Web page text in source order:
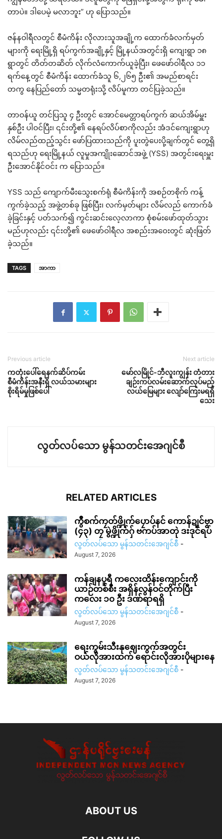
တာပဲ။ ဒါပေမဲ့ မလာဘူး” ဟု ပြောသည်။
ဇန်နဝါရီလတွင် စီမံကိန်း လိုလားသူအချို့က ထောက်ခံလက်မှတ်
များကို ရေးမြို့ရှိ ရပ်ကွက်အချို့နှင့် မြို့နယ်အတွင်းရှိ ကျေးရွာ ၁၈
ရွာတွင် တိတ်တဆိတ် လိုက်လံကောက်ယူခဲ့ပြီး၊ ဖေဖော်ဝါရီလ ၁၁
ရက်နေ့တွင် စီမံကိန်း ထောက်ခံသူ ၆,၂၆၅ ဦး၏ အမည်စာရင်း
တကွ နေပြည်တော် သမ္မတရုံးသို့ လိပ်မူကာ တင်ပြခဲ့သည်။
တာဝန်ယူ တင်ပြသူ ၄ ဦးတွင် အောင်မေတ္တာရပ်ကွက် ဆယ်အိမ်မှူး
နှစ်ဦး ပါဝင်ပြီး၊ ၎င်းတို့၏ နေရပ်လိပ်စာကိုလည်း အံဒင်ကျေးရွာဟု
လိမ်လည်ထည့်သွင်း ဖော်ပြထားသည်ကို ပူးတွဲပေးပို့ချက်တွင် တွေ့ရှိ
ရသည်ဟု ရေးမြို့နယ် လူမှုအကျိုးဆောင်အဖွဲ့ (YSS) အတွင်းရေးမှူး
ဦးအောင်နိုင်ဝင်း က ပြောသည်။
YSS သည် ကျောက်မီးသွေးစက်ရုံ စီမံကိန်းကို အစဉ်တစိုက် ကန့်
ကွက်ခဲ့သည့် အဖွဲ့တစ်ခု ဖြစ်ပြီး၊ လက်မှတ်များ လိမ်လည် ကောက်ခံ
ခဲ့ခြင်းနှင့် ပတ်သက်၍ ကွင်းဆင်းလေ့လာကာ စုံစမ်းဖော်ထုတ်သွား
မည်ဟုလည်း ၎င်းတို့၏ ဖေဖော်ဝါရီလ အစည်းအဝေးတွင် ဆုံးဖြတ်
ခဲ့သည်။
TAGS အာကာ
Previous article
ကတုံးပေါ်ရေနက်ဆိပ်ကမ်း
စီမံကိန်းအနီးရှိ လယ်သမားများ
စိုးရိမ်မှုဖြစ်ပေါ်
Next article
မော်လမြိုင်-ဘီလူးကျွန်း တံတား
ချဉ်းကပ်လမ်းဆောက်လုပ်မည့်
လယ်မြေများ လျော်ကြေးမရရှိ
သေး
လွတ်လပ်သော မွန်သတင်းအေဂျင်စီ
RELATED ARTICLES
ကွဳစက်ကၠတ်ဖ္ဍိုက်ပၠောပ်နင် ကောန်ဍုင်ဗၟာ
(၄၃) တၠ မွဲဖ္ဍိုက်ဂှ် ဗကပ်အာတုဲ ဒးဒုင်ရပ်
လွတ်လပ်သော မွန်သတင်းအေဂျင်စီ -
August 7, 2026
ကန်ချနပူရီ ကလေးထိန်းကျောင်းကို
ယာဉ်တစ်စီး အရှိန်လွန်ဝင်တိုက်ပြီး
ကလေး ၁၀ ဦး ဒဏ်ရာရရှိ
လွတ်လပ်သော မွန်သတင်းအေဂျင်စီ -
August 7, 2026
ရေးကွမ်းသီးနုဈေးကွက်အတွင်း
ဝယ်လိုအားထက် ရောင်းလိုအားပိုများနေ
လွတ်လပ်သော မွန်သတင်းအေဂျင်စီ -
August 7, 2026
ABOUT US